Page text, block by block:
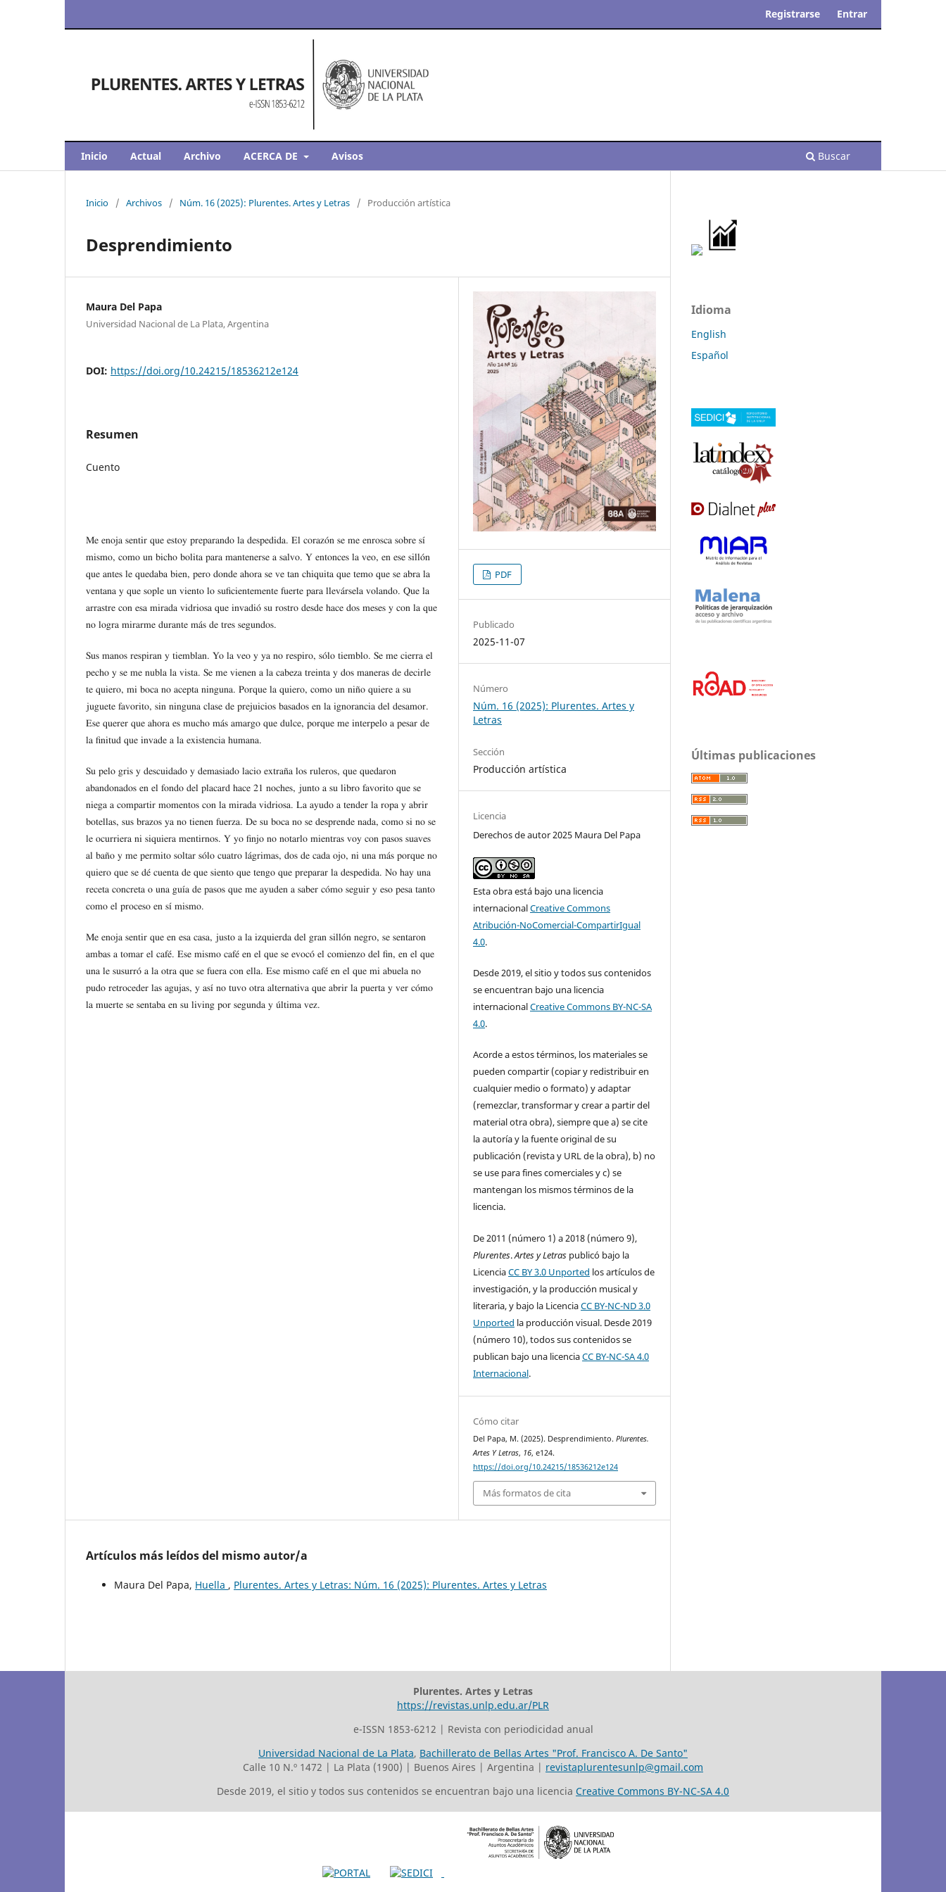
Inicio Actual Archivo ACERCA DE Avisos Buscar
Registrarse Entrar
Inicio / Archivos / Núm. 16 (2025): Plurentes. Artes y Letras / Producción artística
Desprendimiento
Maura Del Papa
Universidad Nacional de La Plata, Argentina
DOI: https://doi.org/10.24215/18536212e124
Resumen
Cuento
Me enoja sentir que estoy preparando la despedida. El corazón se me enrosca sobre sí
mismo, como un bicho bolita para mantenerse a salvo. Y entonces la veo, en ese sillón
que antes le quedaba bien, pero donde ahora se ve tan chiquita que temo que se abra la
ventana y que sople un viento lo suficientemente fuerte para llevársela volando. Que la
arrastre con esa mirada vidriosa que invadió su rostro desde hace dos meses y con la que
no logra mirarme durante más de tres segundos.
Sus manos respiran y tiemblan. Yo la veo y ya no respiro, sólo tiemblo. Se me cierra el
pecho y se me nubla la vista. Se me vienen a la cabeza treinta y dos maneras de decirle
te quiero, mi boca no acepta ninguna. Porque la quiero, como un niño quiere a su
juguete favorito, sin ninguna clase de prejuicios basados en la ignorancia del desamor.
Ese querer que ahora es mucho más amargo que dulce, porque me interpelo a pesar de
la finitud que invade a la existencia humana.
Su pelo gris y descuidado y demasiado lacio extraña los ruleros, que quedaron
abandonados en el fondo del placard hace 21 noches, junto a su libro favorito que se
niega a compartir momentos con la mirada vidriosa. La ayudo a tender la ropa y abrir
botellas, sus brazos ya no tienen fuerza. De su boca no se desprende nada, como si no se
le ocurriera ni siquiera mentirnos. Y yo finjo no notarlo mientras voy con pasos suaves
al baño y me permito soltar sólo cuatro lágrimas, dos de cada ojo, ni una más porque no
quiero que se dé cuenta de que siento que tengo que preparar la despedida. No hay una
receta concreta o una guía de pasos que me ayuden a saber cómo seguir y eso pesa tanto
como el proceso en sí mismo.
Me enoja sentir que en esa casa, justo a la izquierda del gran sillón negro, se sentaron
ambas a tomar el café. Ese mismo café en el que se evocó el comienzo del fin, en el que
una le susurró a la otra que se fuera con ella. Ese mismo café en el que mi abuela no
pudo retroceder las agujas, y así no tuvo otra alternativa que abrir la puerta y ver cómo
la muerte se sentaba en su living por segunda y última vez.
PDF
Publicado
2025-11-07
Número
Núm. 16 (2025): Plurentes. Artes y
Letras
Sección
Producción artística
Licencia
Derechos de autor 2025 Maura Del Papa
Esta obra está bajo una licencia
internacionalCreative Commons
Atribución-NoComercial-CompartirIgual
4.0.
Desde 2019, el sitio y todos sus contenidos
se encuentran bajo una licencia
internacionalCreative Commons BY-NC-SA
4.0.
Acorde a estos términos, los materiales se
pueden compartir (copiar y redistribuir en
cualquier medio o formato) y adaptar
(remezclar, transformar y crear a partir del
material otra obra), siempre que a) se cite
la autoría y la fuente original de su
publicación (revista y URL de la obra), b) no
se use para fines comerciales y c) se
mantengan los mismos términos de la
licencia.
De 2011 (número 1) a 2018 (número 9),
Plurentes.Artes y Letras publicó bajo la
LicenciaCC BY 3.0 Unported los artículos de
investigación, y la producción musical y
literaria, y bajo la LicenciaCC BY-NC-ND 3.0
Unported la producción visual. Desde 2019
(número 10), todos sus contenidos se
publican bajo una licenciaCC BY-NC-SA 4.0
Internacional.
Cómo citar
Del Papa, M. (2025). Desprendimiento.Plurentes.
Artes Y Letras, 16, e124.
https://doi.org/10.24215/18536212e124
Más formatos de cita
Artículos más leídos del mismo autor/a
Maura Del Papa, Huella , Plurentes. Artes y Letras: Núm. 16 (2025): Plurentes. Artes y Letras
Idioma
English
Español
Últimas publicaciones
Plurentes. Artes y Letras
https://revistas.unlp.edu.ar/PLR
e-ISSN 1853-6212 | Revista con periodicidad anual
Universidad Nacional de La Plata, Bachillerato de Bellas Artes "Prof. Francisco A. De Santo"
Calle 10 N.º 1472 | La Plata (1900) | Buenos Aires | Argentina | revistaplurentesunlp@gmail.com
Desde 2019, el sitio y todos sus contenidos se encuentran bajo una licencia Creative Commons BY-NC-SA 4.0